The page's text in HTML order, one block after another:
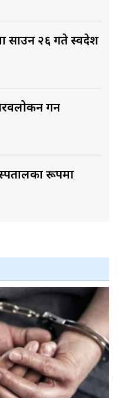
साउन २६ गते स्वदेश
गर्न
रूपमा